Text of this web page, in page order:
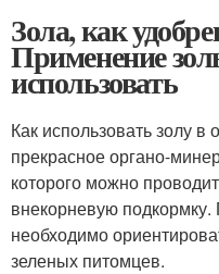
Зола, как
Применение
использовать
Как использовать золу
прекрасное органо-
которого можно
внекорневую
необходимо
зеленых питомцев.